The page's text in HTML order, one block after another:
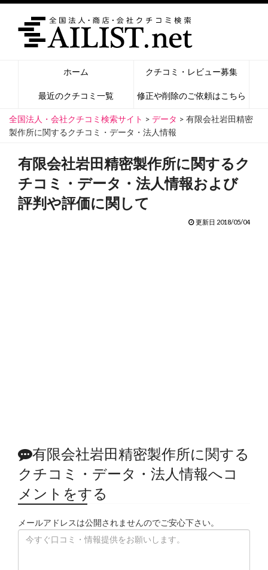
ホーム クチコミ・レビュー募集
最近のクチコミ一覧 修正や削除のご依頼はこちら
全国法人・会社クチコミ検索サイト > データ > 有限会社岩田精密
製作所に関するクチコミ・データ・法人情報
有限会社岩田精密製作所に関するク
チコミ・データ・法人情報および
評判や評価に関して
更新日 2018/05/04
有限会社岩田精密製作所に関する
クチコミ・データ・法人情報へコ
メントをする
メールアドレスは公開されませんのでご安心下さい。